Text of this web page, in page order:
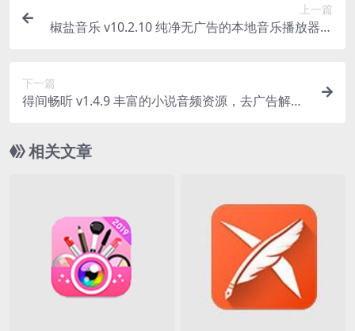
上一篇
椒盐音乐 v10.2.10 纯净无广告的本地音乐播放器软
下一篇
得间畅听 v1.4.9 丰富的小说音频资源，去广告解锁
相关文章